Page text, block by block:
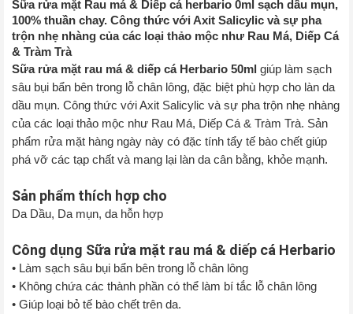
Bánh
Kẹo
› Trà
›
Sữa rửa mặt Rau má & Diếp cá herbario 0ml sạch dầu mụn,
100% thuần chay. Công thức với Axit Salicylic và sự pha
trộn nhẹ nhàng của các loại thảo mộc như Rau Má, Diếp Cá
& Tràm Trà
Sữa rửa mặt rau má & diếp cá Herbario 50ml giúp làm sạch
sâu bụi bẩn bên trong lỗ chân lông, đặc biệt phù hợp cho làn da
dầu mụn. Công thức với Axit Salicylic và sự pha trộn nhẹ nhàng
của các loại thảo mộc như Rau Má, Diếp Cá & Tràm Trà. Sản
phẩm rửa mặt hàng ngày này có đặc tính tẩy tế bào chết giúp
phá vỡ các tạp chất và mang lại làn da cân bằng, khỏe mạnh.
Sản phẩm thích hợp cho
Da Dầu, Da mụn, da hỗn hợp
Công dụng Sữa rửa mặt rau má & diếp cá Herbario
• Làm sạch sâu bụi bẩn bên trong lỗ chân lông
• Không chứa các thành phần có thể làm bí tắc lỗ chân lông
• Giúp loại bỏ tế bào chết trên da.